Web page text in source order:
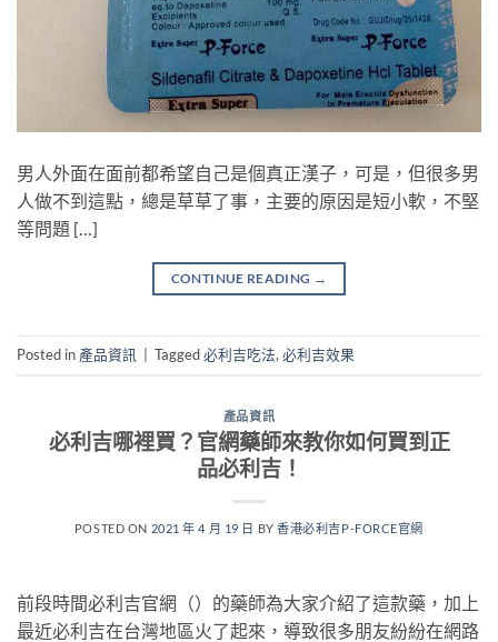
男人外面在面前都希望自己是個真正漢子，可是，但很多男
人做不到這點，總是草草了事，主要的原因是短小軟，不堅
等問題 […]
CONTINUE READING →
Posted in 產品資訊 Tagged必利吉吃法,必利吉效果
產品資訊
必利吉哪裡買？官網藥師來教你如何買到正
品必利吉！
POSTED ON 2021 年 4 月 19 日 BY香港必利吉P-FORCE官網
前段時間必利吉官網（）的藥師為大家介紹了這款藥，加上
最近必利吉在台灣地區火了起來，導致很多朋友紛紛在網路